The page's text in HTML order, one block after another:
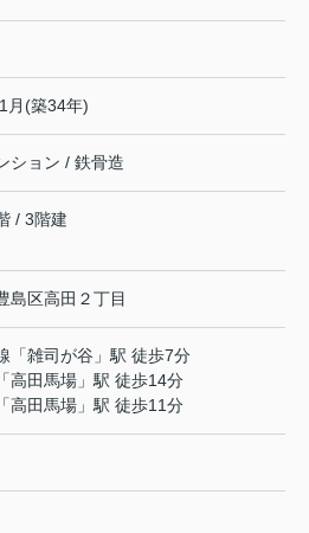
月(築34年)
ション / 鉄骨造
/ 3階建
島区高田 ２丁目
「雑司が谷 」駅 徒歩7分
「高田馬場 」駅 徒歩14分
「高田馬場 」駅 徒歩11分